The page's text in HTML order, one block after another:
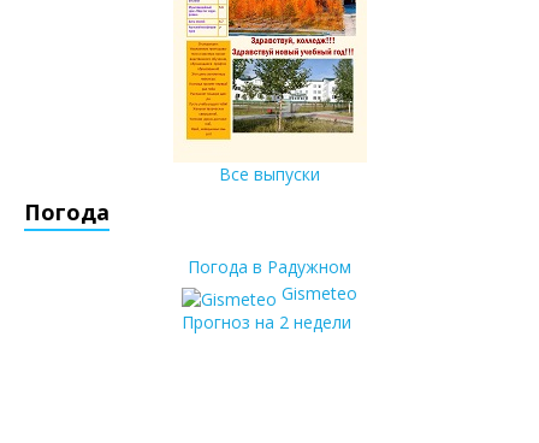
Все выпуски
Погода
Погода в Радужном
Gismeteo
Прогноз на 2 недели